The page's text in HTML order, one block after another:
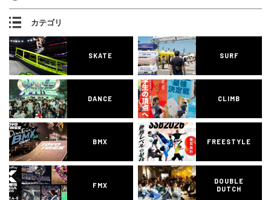
カテゴリ
SKATE SURF
DANCE CLIMB
BMX FREESTYLE
FMX
DOUBLE
DUTCH